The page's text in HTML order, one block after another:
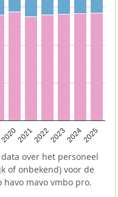
202020212022202320242025
over het personeel
of onbekend) voor de
havo mavo vmbo pro.